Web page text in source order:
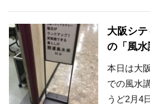
大阪シ
の「風
本日は大
での風水
うど2月4